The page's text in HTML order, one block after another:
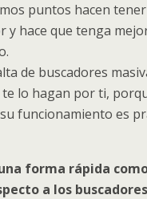
puntos hacen
y hace que tenga
de buscadores
lo hagan por ti,
funcionamiento es
forma rápida
a los